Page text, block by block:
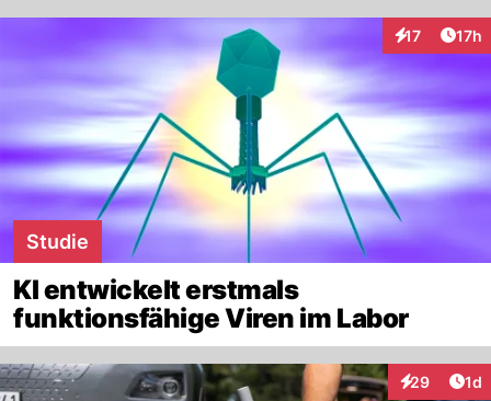
17
Interaktionen
17h
Studie
KI entwickelt erstmals
funktionsfähige Viren im Labor
29
Interaktionen
1d